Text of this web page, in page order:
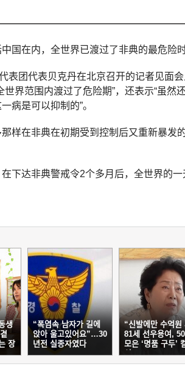
国在内，全世界已渡过了非典的最危险时
表团代表贝克丹在北京召开的记者见面
界范围内渡过了危险期”，还表示“虽然
病是可以抑制的”。
样在非典在初期受到控制后又重新暴发
下达非典警戒令2个多月后，全世界的一
생
장
“폭염속 남자가 길에
앉아 울고있어요”…30
년전 실종자였다
“신발에만 수억원
81세 선우용여,
모은 ‘명품 구두’
션